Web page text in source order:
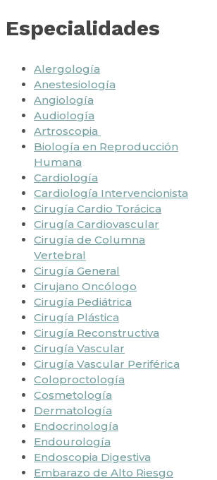
Especialidades
Alergología
Anestesiología
Angiología
Audiología
Artroscopia
Biología en Reproducción
Humana
Cardiología
Cardiología Intervencionista
Cirugía Cardio Torácica
Cirugía Cardiovascular
Cirugía de Columna
Vertebral
Cirugía General
Cirujano Oncólogo
Cirugía Pediátrica
Cirugía Plástica
Cirugía Reconstructiva
Cirugía Vascular
Cirugía Vascular Periférica
Coloproctología
Cosmetología
Dermatología
Endocrinología
Endourología
Endoscopia Digestiva
Embarazo de Alto Riesgo